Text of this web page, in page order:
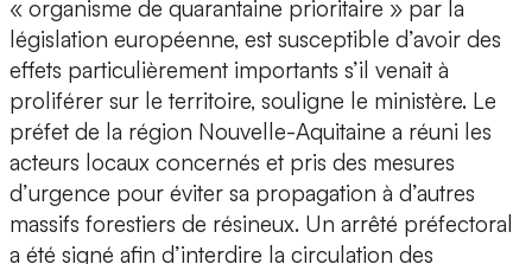
« organisme de quarantaine prioritaire » par la
législation européenne, est susceptible d’avoir des
effets particulièrement importants s’il venait à
proliférer sur le territoire, souligne le ministère. Le
préfet de la région Nouvelle-Aquitaine a réuni les
acteurs locaux concernés et pris des mesures
d’urgence pour éviter sa propagation à d’autres
massifs forestiers de résineux. Un arrêté préfectoral
a été signé afin d’interdire la circulation des